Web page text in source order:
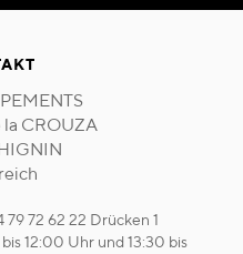
la CROUZA
72 62 22 Drücken 1
12:00 Uhr und 13:30 bis